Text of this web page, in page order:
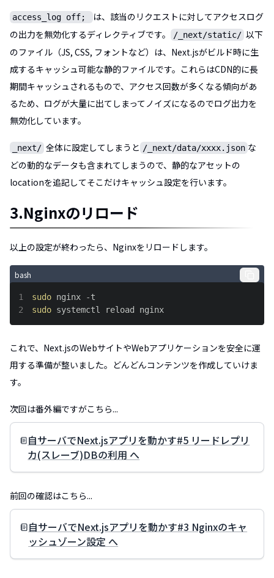
access_log off;
は、該当のリクエストに対してアクセスログ
の出力を無効化するディレクティブです。
/_next/static/ 以下
のファイル（JS, CSS, フォントなど）は、Next.jsがビルド時に生
成するキャッシュ可能な静的ファイルです。これらはCDN的に長
期間キャッシュされるもので、アクセス回数が多くなる傾向があ
るため、ログが大量に出てしまってノイズになるのでログ出力を
無効化しています。
_next/ 全体に設定してしまうと /_next/data/xxxx.json な
どの動的なデータも含まれてしまうので、静的なアセットの
locationを追記してそこだけキャッシュ設定を行います。
3.Nginxのリロード
以上の設定が終わったら、Nginxをリロードします。
bash
1 sudo
2
sudo systemctl reload nginx
これで、Next.jsのWebサイトやWebアプリケーションを安全に運
用する準備が整いました。どんどんコンテンツを作成していけま
す。
次回は番外編ですがこちら...
自サーバでNext.jsアプリを動かす#5 リードレプリ
カ(スレーブ)DBの利用 へ
前回の確認はこちら...
自サーバでNext.jsアプリを動かす#3 Nginxのキャ
ッシュゾーン設定 へ